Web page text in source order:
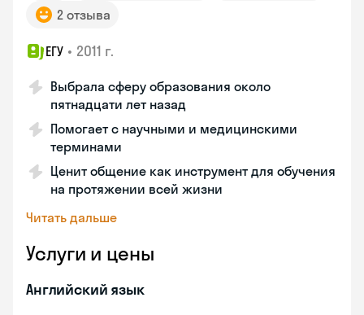
2 отзыва
ЕГУ • 2011 г.
Выбрала сферу образования около
пятнадцати лет назад
Помогает с научными и медицинскими
терминами
Ценит общение как инструмент для обучения
на протяжении всей жизни
Читать дальше
Услуги и цены
Английский язык